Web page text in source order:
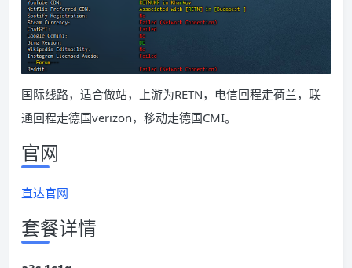
国际线路，适合做站，上游为RETN，电信回程走荷兰，联
通回程走德国verizon，移动走德国CMI。
官网
直达官网
套餐详情